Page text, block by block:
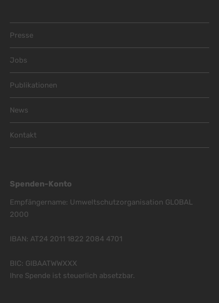
Presse
Jobs
Publikationen
News
Kontakt
Spenden-Konto
Empfängername: Umweltschutzorganisation GLOBAL
2000
IBAN: AT24 2011 1822 2084 4701
BIC: GIBAATWWXXX
Ihre Spende ist steuerlich absetzbar.